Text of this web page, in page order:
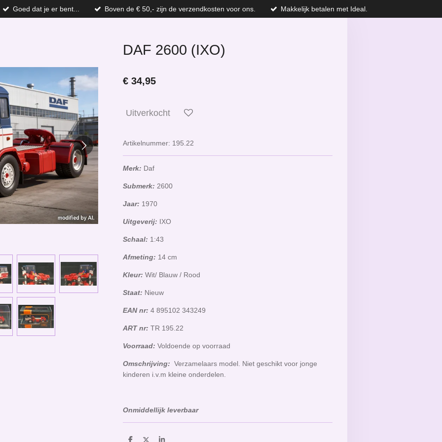
Goed dat je er bent... Boven de € 50,- zijn de verzendkosten voor ons. Makkelijk betalen met Ideal.
DAF 2600 (IXO)
€ 34,95
Uitverkocht
Artikelnummer: 195.22
Merk: Daf
Submerk: 2600
Jaar: 1970
Uitgeverij: IXO
Schaal: 1:43
Afmeting: 14 cm
Kleur: Wit/ Blauw / Rood
Staat: Nieuw
EAN nr: 4 895102 343249
ART nr: TR 195.22
Voorraad: Voldoende op voorraad
Omschrijving: Verzamelaars model. Niet geschikt voor jonge
kinderen i.v.m kleine onderdelen.
Onmiddellijk leverbaar